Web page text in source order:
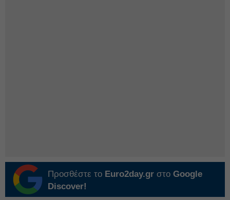
Προσθέστε το Euro2day.gr στο Google
Discover!